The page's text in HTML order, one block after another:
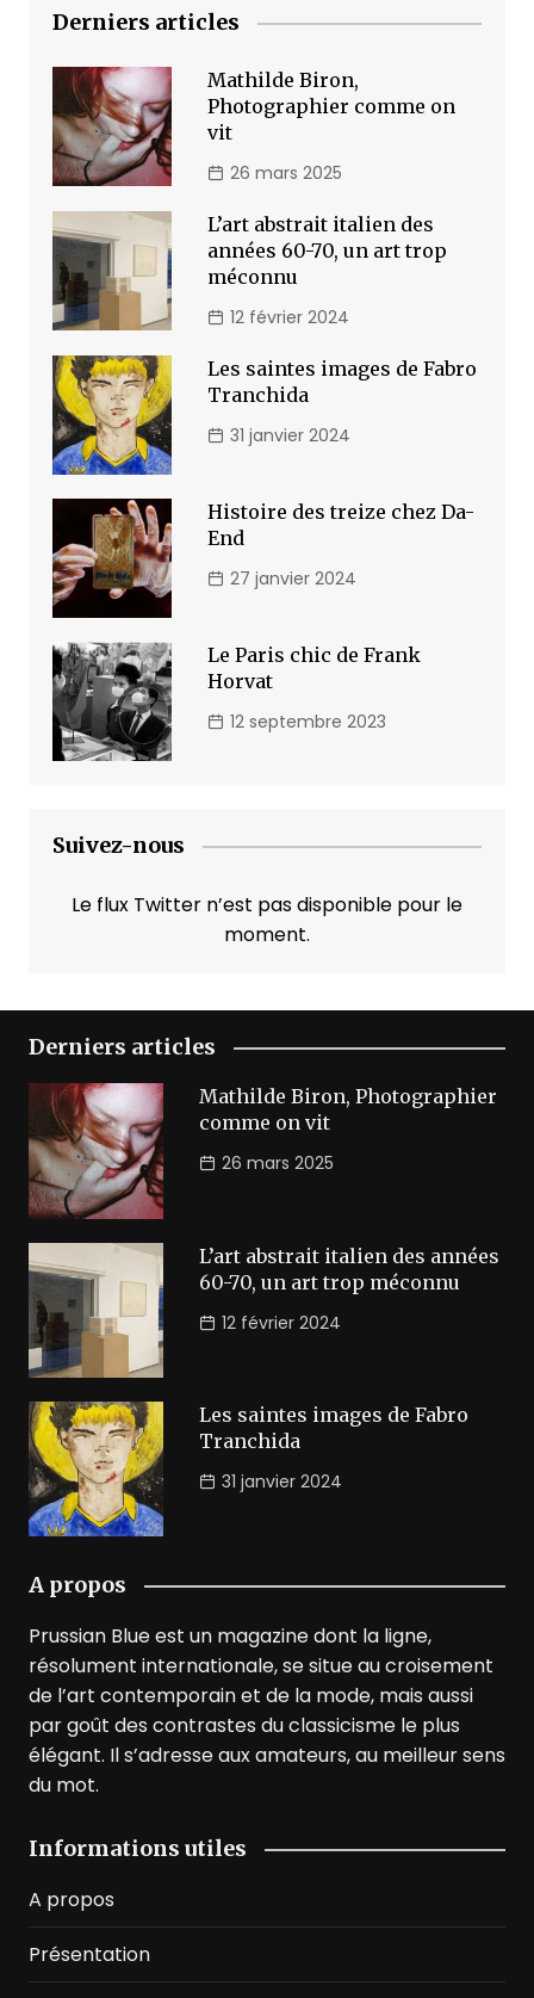
Derniers articles
Mathilde Biron,
Photographier comme on
vit
26 mars 2025
L’art abstrait italien des
années 60-70, un art trop
méconnu
12 février 2024
Les saintes images de Fabro
Tranchida
31 janvier 2024
Histoire des treize chez Da-
End
27 janvier 2024
Le Paris chic de Frank
Horvat
12 septembre 2023
Suivez-nous
Le flux Twitter n’est pas disponible pour le
moment.
Derniers articles
Mathilde Biron, Photographier
comme on vit
26 mars 2025
L’art abstrait italien des années
60-70, un art trop méconnu
12 février 2024
Les saintes images de Fabro
Tranchida
31 janvier 2024
A propos
Prussian Blue est un magazine dont la ligne,
résolument internationale, se situe au croisement
de l’art contemporain et de la mode, mais aussi
par goût des contrastes du classicisme le plus
élégant. Il s’adresse aux amateurs, au meilleur sens
du mot.
Informations utiles
A propos
Présentation